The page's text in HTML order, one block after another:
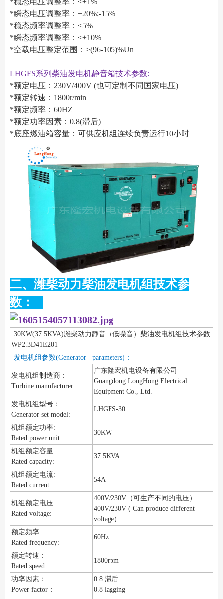
*稳态电压调整率：≤±1%
*瞬态电压调整率：+20%;-15%
*稳态频率调整率：≤5%
*瞬态频率调整率：≤±10%
*空载电压整定范围：≥(96-105)%Un
LHGFS系列柴油发电机静音箱技术参数:
*额定电压：230V/400V (也可定制不同国家电压)
*额定转速：1800r/min
*额定频率：60HZ
*额定功率因素：0.8(滞后)
*底座燃油箱容量：可供应机组连续负责运行10小时
二、潍柴动力柴油发电机组技术参
数：
30KW(37.5KVA)潍柴动力静音（低噪音）柴油发电机组技术参数
WP2.3D41E201
发电机组参数(Generator parameters)：
发电机组制造商：
Turbine manufacturer:
广东隆宏机电设备有限公司
Guangdong LongHong Electrical
Equipment Co., Ltd.
发电机组型号：
Generator set model:
LHGFS-30
机组额定功率:
Rated power unit:
30KW
机组额定容量:
Rated capacity:
37.5KVA
机组额定电流:
Rated current
54A
机组额定电压:
Rated voltage:
400V/230V（可生产不同的电压）
400V/230V ( Can produce different
voltage）
额定频率:
Rated frequency:
60Hz
额定转速：
Rated speed:
1800rpm
功率因素：
Power factor：
0.8 滞后
0.8 lagging